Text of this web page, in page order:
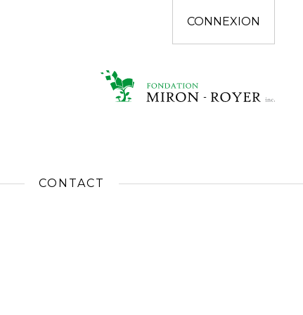
CONNEXION
CONTACT